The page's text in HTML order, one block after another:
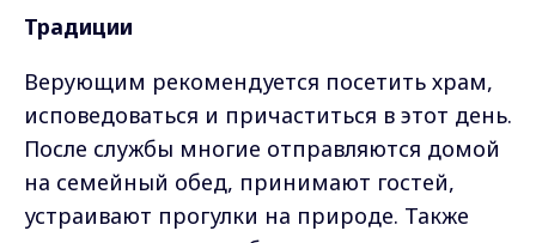
Традиции
Верующим рекомендуется посетить храм,
исповедоваться и причаститься в этот день.
После службы многие отправляются домой
на семейный обед, принимают гостей,
устраивают прогулки на природе. Также